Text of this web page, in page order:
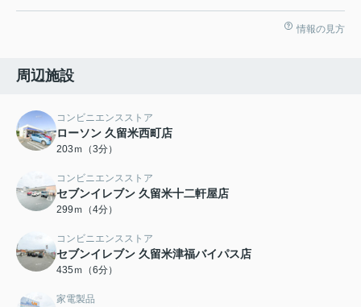
情報の見方
周辺施設
コンビニエンスストア
ローソン 久留米西町店
203ｍ（3分）
コンビニエンスストア
セブンイレブン 久留米十二軒屋店
299ｍ（4分）
コンビニエンスストア
セブンイレブン 久留米津福バイパス店
435ｍ（6分）
家電製品